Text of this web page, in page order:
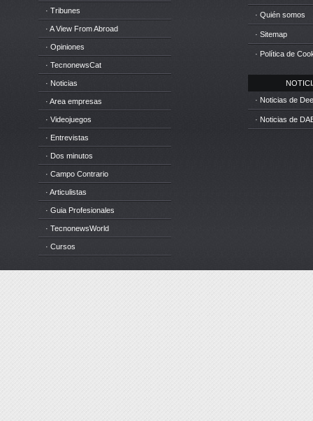
· Tribunes
· A View From Abroad
· Opiniones
· TecnonewsCat
· Noticias
· Area empresas
· Videojuegos
· Entrevistas
· Dos minutos
· Campo Contrario
· Articulistas
· Guia Profesionales
· TecnonewsWorld
· Cursos
· Quién somos
· Sitemap
· Política de
· Noticias de
· Noticias de